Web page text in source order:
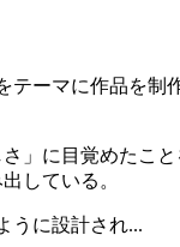
ーマに作品を
」に目覚めたこ
している。
うに設計され...